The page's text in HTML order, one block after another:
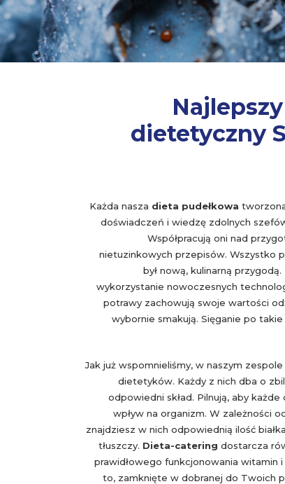
dietetyczny
Każda nasza dieta pudełkowa
doświadczeń i wiedzę zdolnych
Współpracują oni nad
nietuzinkowych przepisów. Wszystko
był nową, kulinarną
wykorzystanie nowoczesnych
potrawy zachowują swoje wartości
wybornie smakują. Sięganie po takie
Jak już wspomnieliśmy, w naszym
dietetyków. Każdy z nich dba o
odpowiedni skład. Pilnują, aby każde
wpływ na organizm. W zależności
znajdziesz w nich odpowiednią ilość
tłuszczy. Dieta-catering dostarcza
prawidłowego funkcjonowania witamin i
to, zamknięte w dobranej do Twoich